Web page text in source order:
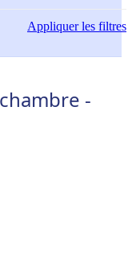
Appliquerles filtres
-